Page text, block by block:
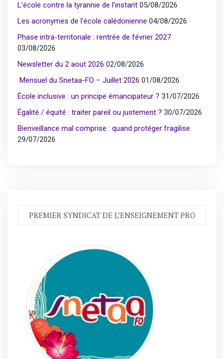
L’école contre la tyrannie de l’instant 05/08/2026
Les acronymes de l’école calédonienne 04/08/2026
Phase intra-territoriale : rentrée de février 2027
03/08/2026
Newsletter du 2 aout 2026 02/08/2026
Mensuel du Snetaa-FO – Juillet 2026 01/08/2026
École inclusive : un principe émancipateur ? 31/07/2026
Égalité / équité : traiter pareil ou justement ? 30/07/2026
Bienveillance mal comprise : quand protéger fragilise
29/07/2026
PREMIER SYNDICAT DE L’ENSEIGNEMENT PRO